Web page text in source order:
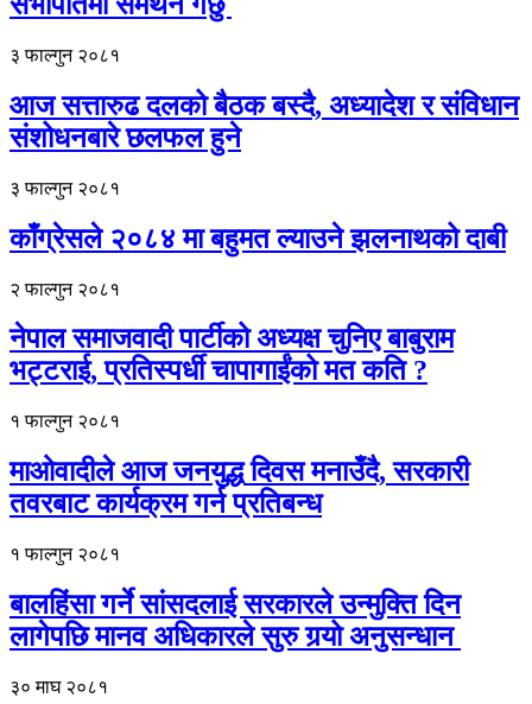
३ फाल्गुन २०८१
आज सत्तारुढ दलको बैठक बस्दै, अध्यादेश र संविधान
संशोधनबारे छलफल हुने
३ फाल्गुन २०८१
काँग्रेसले २०८४ मा बहुमत ल्याउने झलनाथको दाबी
२ फाल्गुन २०८१
नेपाल समाजवादी पार्टीको अध्यक्ष चुनि‌ए बाबुराम
भट्टराई, प्रतिस्पर्धी चापागाईंको मत कति ?
१ फाल्गुन २०८१
माओवादीले आज जनयुद्ध दिवस मनाउँदै, सरकारी
तवरबाट कार्यक्रम गर्न प्रतिबन्ध
१ फाल्गुन २०८१
बालहिंसा गर्ने सांसदलाई सरकारले उन्मुक्ति दिन
लागेपछि मानव अधिकारले सुरु गर्‍यो अनुसन्धान
३० माघ २०८१